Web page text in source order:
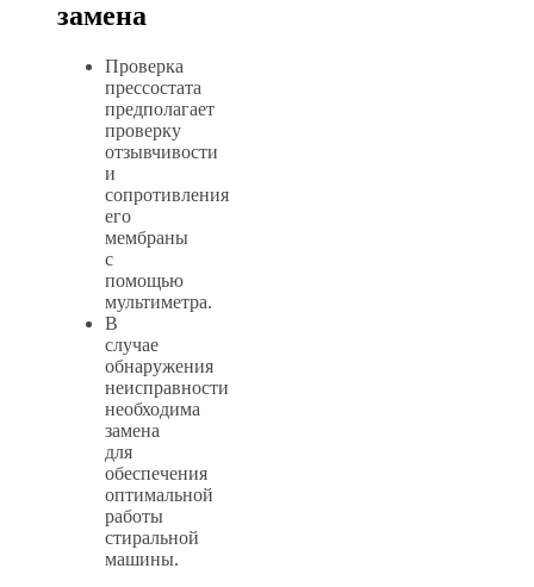
замена
Проверка
прессостата
предполагает
проверку
отзывчивости
и
сопротивления
его
мембраны
с
помощью
мультиметра.
В
случае
обнаружения
неисправности
необходима
замена
для
обеспечения
оптимальной
работы
стиральной
машины.